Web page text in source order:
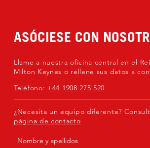
ASÓCIESE CON
Llame a nuestra oficina central en el
Milton Keynes o rellene sus datos a
Teléfono: +44 1908 275 520
¿Necesita un equipo diferente?
página de contacto
Nombre
(Obligatorio)